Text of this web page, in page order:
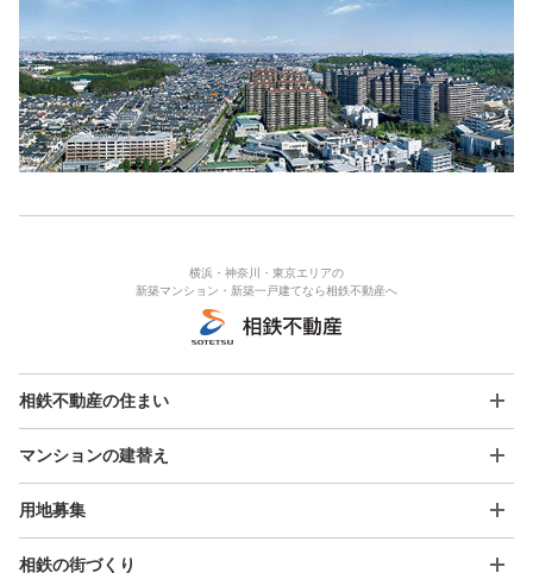
横浜・神奈川・東京エリアの
新築マンション・新築一戸建てなら相鉄不動産へ
相鉄不動産の住まい
マンションの建替え
用地募集
相鉄の街づくり